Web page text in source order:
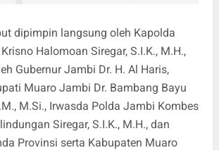
dipimpin langsung oleh Kapolda
Halomoan Siregar, S.I.K., M.H.,
Gubernur Jambi Dr. H. Al Haris,
Muaro Jambi Dr. Bambang Bayu
M.Si., Irwasda Polda Jambi Kombes
Siregar, S.I.K., M.H., dan
Provinsi serta Kabupaten Muaro